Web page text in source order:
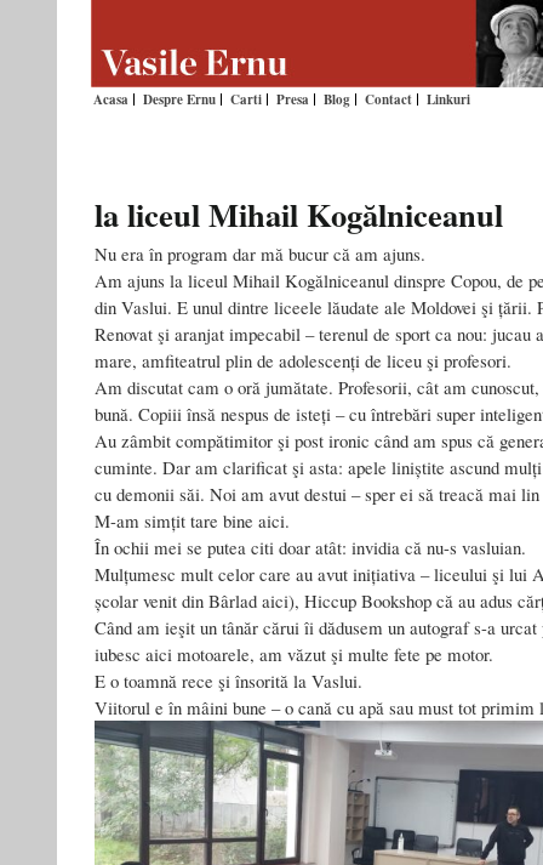
Acasa Despre Ernu Carti Presa Blog Contact Linkuri
la liceul Mihail Kogălniceanul
Nu era în program dar mă bucur că am ajuns.
Am ajuns la liceul Mihail Kogălniceanul dinspre Copou, de
din Vaslui. E unul dintre liceele lăudate ale Moldovei şi țării.
Renovat şi aranjat impecabil – terenul de sport ca nou: jucau
mare, amfiteatrul plin de adolescenți de liceu şi profesori.
Am discutat cam o oră jumătate. Profesorii, cât am
bună. Copiii însă nespus de isteți – cu întrebări super
Au zâmbit compătimitor şi post ironic când am spus că
cuminte. Dar am clarificat şi asta: apele liniștite ascund
cu demonii săi. Noi am avut destui – sper ei să treacă mai lin
M-am simțit tare bine aici.
În ochii mei se putea citi doar atât: invidia că nu-s vasluian.
Mulțumesc mult celor care au avut inițiativa – liceului şi lui
școlar venit din Bârlad aici), Hiccup Bookshop că au adus
Când am ieşit un tânăr cărui îi dădusem un autograf s-a
iubesc aici motoarele, am văzut şi multe fete pe motor.
E o toamnă rece şi însorită la Vaslui.
Viitorul e în mâini bune – o cană cu apă sau must tot primim